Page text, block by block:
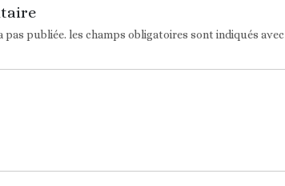
pas publiée. les champs obligatoires sont indiqués avec